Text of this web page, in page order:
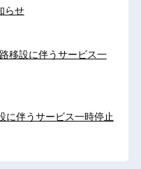
らせ
移設に伴うサービス一
に伴うサービス一時停止